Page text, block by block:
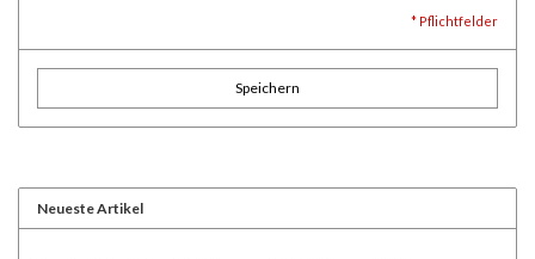
* Pflichtfelder
Speichern
Neueste Artikel